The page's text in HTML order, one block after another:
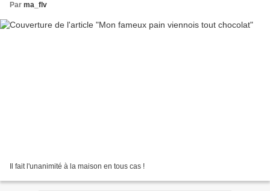
Par ma_flv
Il fait l'unanimité à la maison en tous cas !